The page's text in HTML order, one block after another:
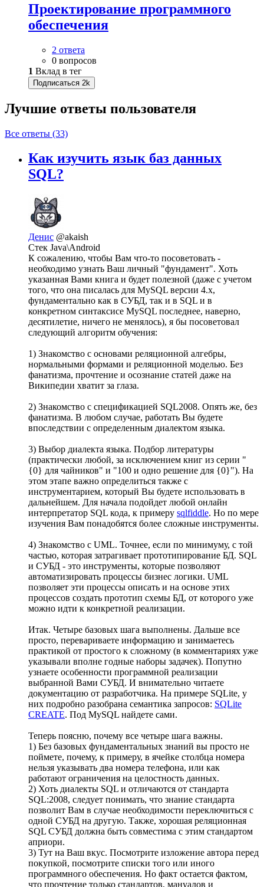
Проектирование программного
обеспечения
2 ответа
0 вопросов
1 Вклад в тег
Подписаться 2k
Лучшие ответы пользователя
Все ответы (33)
Как изучить язык баз данных
SQL?
Денис @akaish
Стек Java\Android
К сожалению, чтобы Вам что-то посоветовать -
необходимо узнать Ваш личный "фундамент". Хоть
указанная Вами книга и будет полезной (даже с учетом
того, что она писалась для MySQL версии 4.х,
фундаментально как в СУБД, так и в SQL и в
конкретном синтаксисе MySQL последнее, наверно,
десятилетие, ничего не менялось), я бы посоветовал
следующий алгоритм обучения:
1) Знакомство с основами реляционной алгебры,
нормальными формами и реляционной моделью. Без
фанатизма, прочтение и осознание статей даже на
Википедии хватит за глаза.
2) Знакомство с спецификацией SQL2008. Опять же, без
фанатизма. В любом случае, работать Вы будете
впоследствии с определенным диалектом языка.
3) Выбор диалекта языка. Подбор литературы
(практически любой, за исключением книг из серии "
{0} для чайников" и "100 и одно решение для {0}"). На
этом этапе важно определиться также с
инструментарием, который Вы будете использовать в
дальнейшем. Для начала подойдет любой онлайн
интерпретатор SQL кода, к примеру sqlfiddle. Но по мере
изучения Вам понадобятся более сложные инструменты.
4) Знакомство с UML. Точнее, если по минимуму, с той
частью, которая затрагивает прототипирование БД. SQL
и СУБД - это инструменты, которые позволяют
автоматизировать процессы бизнес логики. UML
позволяет эти процессы описать и на основе этих
процессов создать прототип схемы БД, от которого уже
можно идти к конкретной реализации.
Итак. Четыре базовых шага выполнены. Дальше все
просто, перевариваете информацию и занимаетесь
практикой от простого к сложному (в комментариях уже
указывали вполне годные наборы задачек). Попутно
узнаете особенности программной реализации
выбранной Вами СУБД. И внимательно читаете
документацию от разработчика. На примере SQLite, у
них подробно разобрана семантика запросов: SQLite
CREATE. Под MySQL найдете сами.
Теперь поясню, почему все четыре шага важны.
1) Без базовых фундаментальных знаний вы просто не
поймете, почему, к примеру, в ячейке столбца номера
нельзя указывать два номера телефона, или как
работают ограничения на целостность данных.
2) Хоть диалекты SQL и отличаются от стандарта
SQL:2008, следует понимать, что знание стандарта
позволит Вам в случае необходимости переключиться с
одной СУБД на другую. Также, хорошая реляционная
SQL СУБД должна быть совместима с этим стандартом
априори.
3) Тут на Ваш вкус. Посмотрите изложение автора перед
покупкой, посмотрите списки того или иного
программного обеспечения. Но факт остается фактом,
что прочтение только стандартов, мануалов и